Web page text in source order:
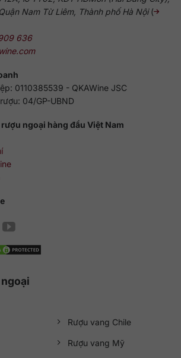
Nam Từ Liêm, Thành phố Hà Nội(
636
0110385539 - QKAWine JSC
04/GP-UBND
ngoại hàng đầu Việt Nam
Rượu vang Chile
Rượu vang Mỹ